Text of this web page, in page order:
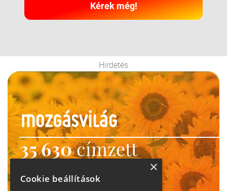
Kérek még!
Hirdetés
35 630címzett
heti motiváció
×
Cookie beállítások